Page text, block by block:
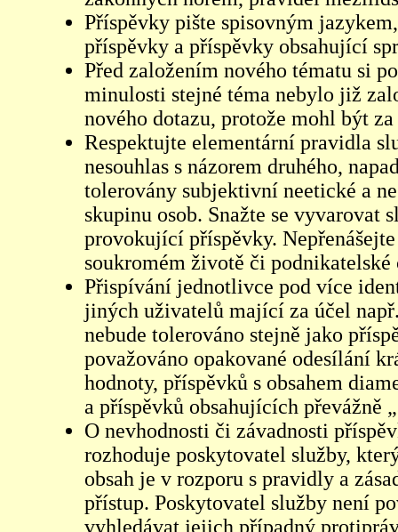
Příspěvky pište spisovným
příspěvky a příspěvky obsahující
Před založením nového tématu si
minulosti stejné téma nebylo již
nového dotazu, protože mohl být
Respektujte elementární pravidla
nesouhlas s názorem druhého,
tolerovány subjektivní neetické a
skupinu osob. Snažte se vyvarovat
provokující příspěvky.
soukromém životě či podnikatelské
Přispívání jednotlivce pod více
jiných uživatelů mající za účel
nebude tolerováno stejně jako
považováno opakované odesílání
hodnoty, příspěvků s obsahem
a příspěvků obsahujících převážně
O nevhodnosti či závadnosti
rozhoduje poskytovatel služby,
obsah je v rozporu s pravidly a
přístup. Poskytovatel služby není
vyhledávat jejich případný